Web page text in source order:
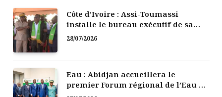
Côte d’Ivoire : Assi-Toumassi
installe le bureau exécutif de sa
mutuelle de développement
28/07/2026
Eau : Abidjan accueillera le
premier Forum régional de l’Eau de
l’Afrique de l’Ouest